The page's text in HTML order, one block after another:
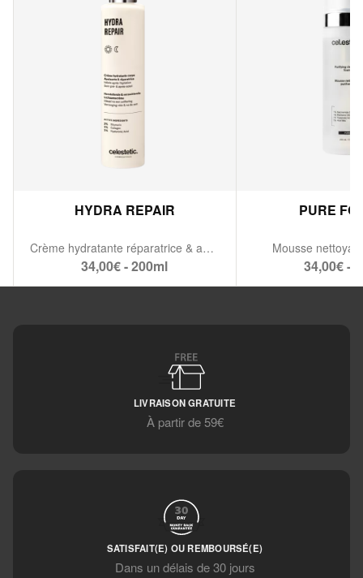
HYDRA REPAIR
Crème hydratante réparatrice & apaisante
34,00€ - 200ml
PURE
Mousse
34,00€ -
LIVRAISON GRATUITE
À partir de 59€
SATISFAIT(E) OU REMBOURSÉ(E)
Dans un délais de 30 jours